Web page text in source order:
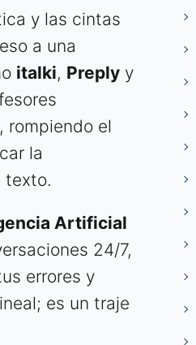
y las cintas
a una
italki, Preply y
rompiendo el
la
texto.
Artificial
24/7,
errores y
es un traje